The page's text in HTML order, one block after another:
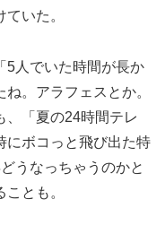
いた。
人でいた時間が長か
。アラフェスとか。
、「夏の24時間テレ
にボコっと飛び出た特
うなっちゃうのかと
とも。